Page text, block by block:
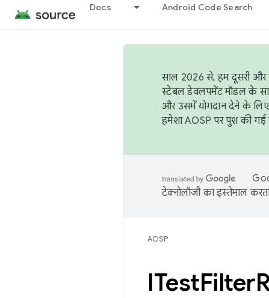
Docs Android Code Search
साल 2026 से, हम दूसरी और
स्टेबल डेवलपमेंट मॉडल के
और उसमें योगदान देने के
हमेशा AOSP पर पुश की गई
टेक्नोलॉजी का इस्तेमाल
AOSP
ITestFilter